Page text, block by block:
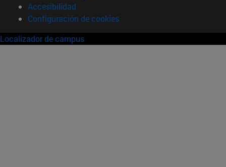
Accesibilidad
Configuración de cookies
Localizador de campus